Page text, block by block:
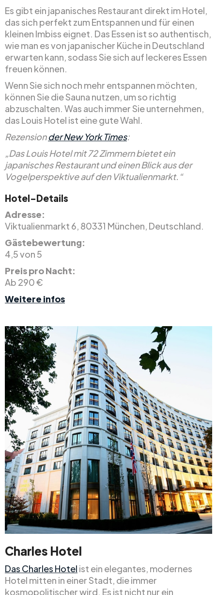
Es gibt ein japanisches Restaurant direkt im Hotel,
das sich perfekt zum Entspannen und für einen
kleinen Imbiss eignet. Das Essen ist so authentisch,
wie man es von japanischer Küche in Deutschland
erwarten kann, sodass Sie sich auf leckeres Essen
freuen können.
Wenn Sie sich noch mehr entspannen möchten,
können Sie die Sauna nutzen, um so richtig
abzuschalten. Was auch immer Sie unternehmen,
das Louis Hotel ist eine gute Wahl.
Rezensionder New York Times:
„Das Louis Hotel mit 72 Zimmern bietet ein
japanisches Restaurant und einen Blick aus der
Vogelperspektive auf den Viktualienmarkt.“
Hotel-Details
Adresse:
Viktualienmarkt 6, 80331 München, Deutschland.
Gästebewertung:
4,5 von 5
Preis pro Nacht:
Ab 290 €
Weitere infos
Charles Hotel
Das Charles Hotel ist ein elegantes, modernes
Hotel mitten in einer Stadt, die immer
kosmopolitischer wird. Es ist nicht nur ein